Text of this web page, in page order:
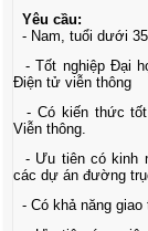
Yêu cầu:
- Nam, tuổi dưới 35
- Tốt nghiệp Đại
Điện tử viễn thông
- Có kiến thức tốt
Viễn thông.
- Ưu tiên có kinh
các dự án đường
- Có khả năng